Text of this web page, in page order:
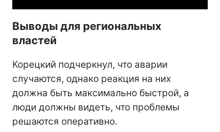
Выводы для региональных
властей
Корецкий подчеркнул, что аварии
случаются, однако реакция на них
должна быть максимально быстрой, а
люди должны видеть, что проблемы
решаются оперативно.